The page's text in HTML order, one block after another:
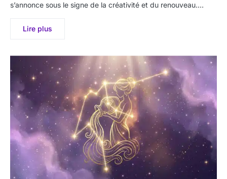
s’annonce sous le signe de la créativité et du renouveau.…
Lire plus